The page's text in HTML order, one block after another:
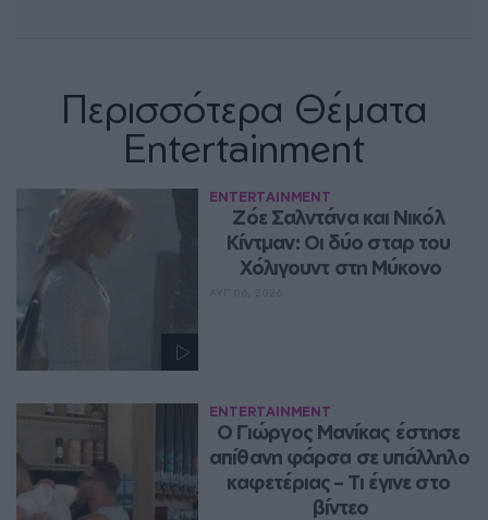
Περισσότερα Θέματα
Entertainment
ENTERTAINMENT
Ζόε Σαλντάνα και Νικόλ
Κίντμαν: Οι δύο σταρ του
Χόλιγουντ στη Μύκονο
ENTERTAINMENT
Ο Γιώργος Μανίκας έστησε
απίθανη φάρσα σε υπάλληλο
καφετέριας – Τι έγινε στο
βίντεο